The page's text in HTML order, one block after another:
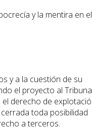
y la mentira en el
y a la cuestión de su
el proyecto al
derecho de
toda posibilidad
a terceros.